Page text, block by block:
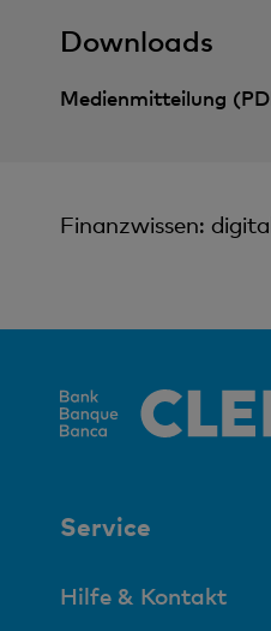
Downloads
Medienmitteilung
Finanzwissen:
Service
Hilfe & Kontakt